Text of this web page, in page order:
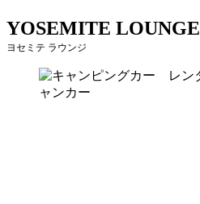
YOSEMITE LOUNGE
ヨセミテ ラウンジ